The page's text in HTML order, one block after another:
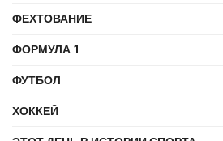
ФЕХТОВАНИЕ
ФОРМУЛА 1
ФУТБОЛ
ХОККЕЙ